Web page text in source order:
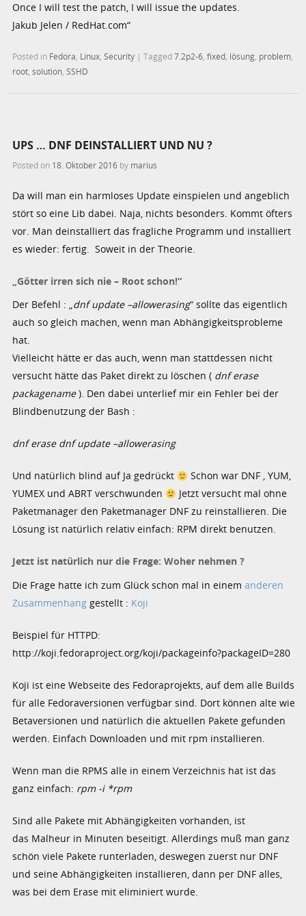
Once I will test the patch, I will issue the updates.
Jakub Jelen / RedHat.com“
Posted in Fedora, Linux,Security |Tagged7.2p2-6,fixed, lösung, problem,
root,solution,SSHD
UPS … DNF DEINSTALLIERT UND NU ?
Posted on 18. Oktober 2016 by marius
Da will man ein harmloses Update einspielen und angeblich
stört so eine Lib dabei. Naja, nichts besonders. Kommt öfters
vor. Man deinstalliert das fragliche Programm und installiert
es wieder: fertig. Soweit in der Theorie.
„Götter irren sich nie – Root schon!“
Der Befehl : „dnf update –allowerasing“ sollte das eigentlich
auch so gleich machen, wenn man Abhängigkeitsprobleme
hat.
Vielleicht hätte er das auch, wenn man stattdessen nicht
versucht hätte das Paket direkt zu löschen ( dnf erase
packagename). Den dabei unterlief mir ein Fehler bei der
Blindbenutzung der Bash :
dnf erase dnf update –allowerasing
Und natürlich blind auf Ja gedrückt
Schon war DNF , YUM,
YUMEX und ABRT verschwunden
Jetzt versucht mal ohne
Paketmanager den Paketmanager DNF zu reinstallieren. Die
Lösung ist natürlich relativ einfach: RPM direkt benutzen.
Jetzt ist natürlich nur die Frage: Woher nehmen ?
Die Frage hatte ich zum Glück schon mal in einemanderen
Zusammenhang gestellt : Koji
Beispiel für HTTPD:
http://koji.fedoraproject.org/koji/packageinfo?packageID=280
Koji ist eine Webseite des Fedoraprojekts, auf dem alle Builds
für alle Fedoraversionen verfügbar sind. Dort können alte wie
Betaversionen und natürlich die aktuellen Pakete gefunden
werden. Einfach Downloaden und mit rpm installieren.
Wenn man die RPMS alle in einem Verzeichnis hat ist das
ganz einfach: rpm -i *rpm
Sind alle Pakete mit Abhängigkeiten vorhanden, ist
das Malheur in Minuten beseitigt. Allerdings muß man ganz
schön viele Pakete runterladen, deswegen zuerst nur DNF
und seine Abhängigkeiten installieren, dann per DNF alles,
was bei dem Erase mit eliminiert wurde.